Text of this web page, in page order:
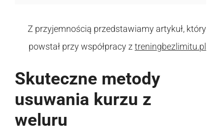
Z przyjemnością przedstawiamy artykuł, który
powstał przy współpracy z treningbezlimitu.pl
Skuteczne metody
usuwania kurzu z
weluru